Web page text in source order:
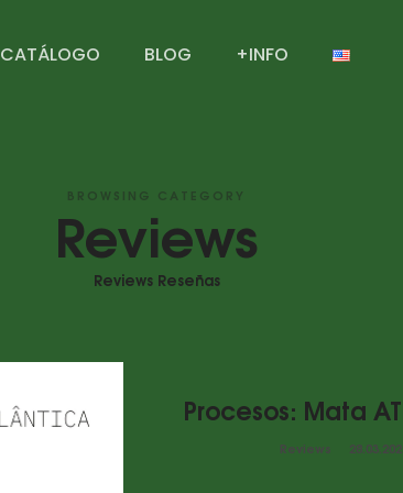
CATÁLOGO BLOG +INFO
BROWSING CATEGORY
Reviews
Reviews Reseñas
Procesos: Mata
Reviews